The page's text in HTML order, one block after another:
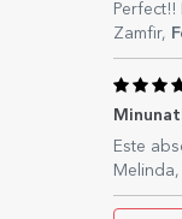
Perfect!!
Zamfir,
Este
Melinda,